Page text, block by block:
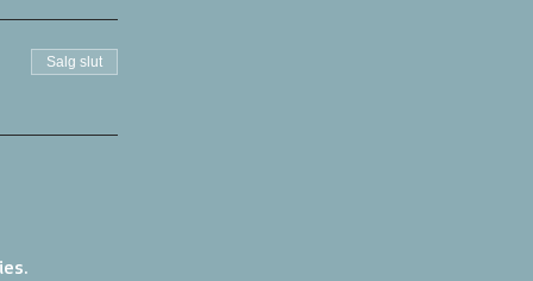
Salg slut